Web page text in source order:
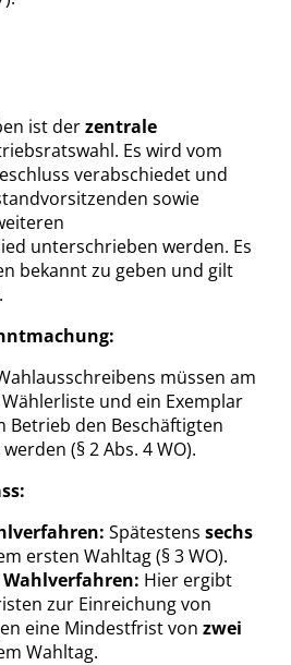
ist derzentrale
Es wird vom
verabschiedet und
sowie
unterschrieben werden. Es
bekannt zu geben und gilt
müssen am
und ein Exemplar
Betrieb den Beschäftigten
(§ 2 Abs. 4 WO).
Spätestens sechs
ersten Wahltag (§ 3 WO).
Hier ergibt
zur Einreichung von
eine Mindestfrist von zwei
Wahltag.